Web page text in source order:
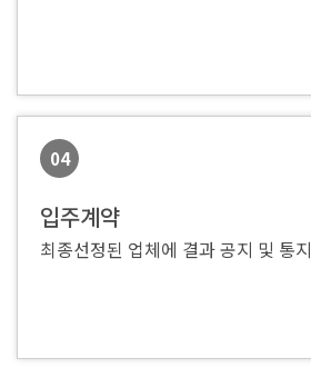
04
입주계약
최종선정된 업체에 결과 공지 및 통지